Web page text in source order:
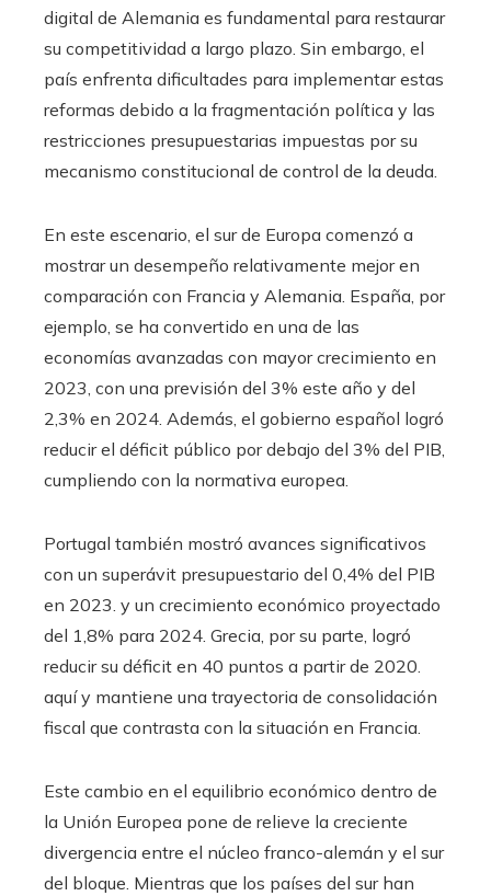
digital de Alemania es fundamental para restaurar
su competitividad a largo plazo. Sin embargo, el
país enfrenta dificultades para implementar estas
reformas debido a la fragmentación política y las
restricciones presupuestarias impuestas por su
mecanismo constitucional de control de la deuda.
En este escenario, el sur de Europa comenzó a
mostrar un desempeño relativamente mejor en
comparación con Francia y Alemania. España, por
ejemplo, se ha convertido en una de las
economías avanzadas con mayor crecimiento en
2023, con una previsión del 3% este año y del
2,3% en 2024. Además, el gobierno español logró
reducir el déficit público por debajo del 3% del PIB,
cumpliendo con la normativa europea.
Portugal también mostró avances significativos
con un superávit presupuestario del 0,4% del PIB
en 2023. y un crecimiento económico proyectado
del 1,8% para 2024. Grecia, por su parte, logró
reducir su déficit en 40 puntos a partir de 2020.
aquí y mantiene una trayectoria de consolidación
fiscal que contrasta con la situación en Francia.
Este cambio en el equilibrio económico dentro de
la Unión Europea pone de relieve la creciente
divergencia entre el núcleo franco-alemán y el sur
del bloque. Mientras que los países del sur han